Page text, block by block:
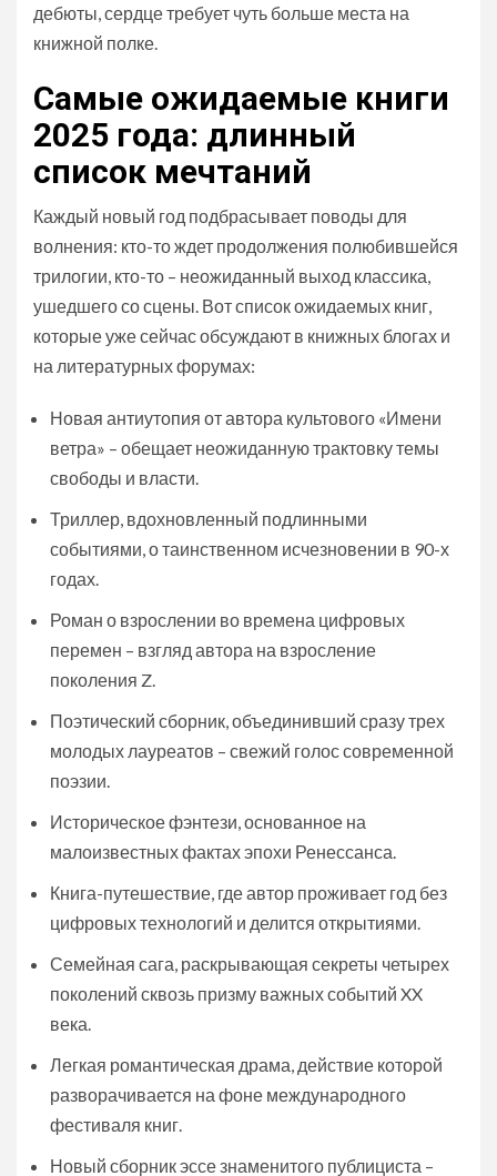
дебюты, сердце требует чуть больше места на
книжной полке.
Самые ожидаемые книги
2025 года: длинный
список мечтаний
Каждый новый год подбрасывает поводы для
волнения: кто-то ждет продолжения полюбившейся
трилогии, кто-то – неожиданный выход классика,
ушедшего со сцены. Вот список ожидаемых книг,
которые уже сейчас обсуждают в книжных блогах и
на литературных форумах:
Новая антиутопия от автора культового «Имени
ветра» – обещает неожиданную трактовку темы
свободы и власти.
Триллер, вдохновленный подлинными
событиями, о таинственном исчезновении в 90-х
годах.
Роман о взрослении во времена цифровых
перемен – взгляд автора на взросление
поколения Z.
Поэтический сборник, объединивший сразу трех
молодых лауреатов – свежий голос современной
поэзии.
Историческое фэнтези, основанное на
малоизвестных фактах эпохи Ренессанса.
Книга-путешествие, где автор проживает год без
цифровых технологий и делится открытиями.
Семейная сага, раскрывающая секреты четырех
поколений сквозь призму важных событий XX
века.
Легкая романтическая драма, действие которой
разворачивается на фоне международного
фестиваля книг.
Новый сборник эссе знаменитого публициста –